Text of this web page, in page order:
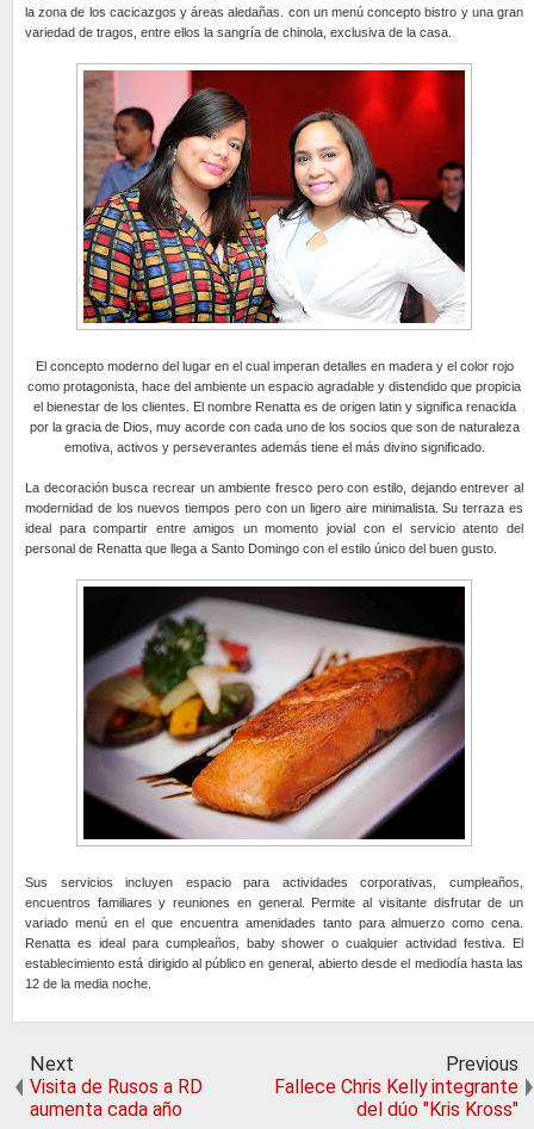
la zona de los cacicazgos y áreas aledañas. con un menú concepto bistro y una gran
variedad de tragos, entre ellos la sangría de chinola, exclusiva de la casa.
El concepto moderno del lugar en el cual imperan detalles en madera y el color rojo
como protagonista, hace del ambiente un espacio agradable y distendido que propicia
el bienestar de los clientes. El nombre Renatta es de origen latin y significa renacida
por la gracia de Dios, muy acorde con cada uno de los socios que son de naturaleza
emotiva, activos y perseverantes además tiene el más divino significado.
La decoración busca recrear un ambiente fresco pero con estilo, dejando entrever al
modernidad de los nuevos tiempos pero con un ligero aire minimalista. Su terraza es
ideal para compartir entre amigos un momento jovial con el servicio atento del
personal de Renatta que llega a Santo Domingo con el estilo único del buen gusto.
Sus servicios incluyen espacio para actividades corporativas, cumpleaños,
encuentros familiares y reuniones en general. Permite al visitante disfrutar de un
variado menú en el que encuentra amenidades tanto para almuerzo como cena.
Renatta es ideal para cumpleaños, baby shower o cualquier actividad festiva. El
establecimiento está dirigido al público en general, abierto desde el mediodía hasta las
12 de la media noche.
Next
Visita de Rusos a RD
aumenta cada año
Previous
Fallece Chris Kelly integrante
del dúo "Kris Kross"